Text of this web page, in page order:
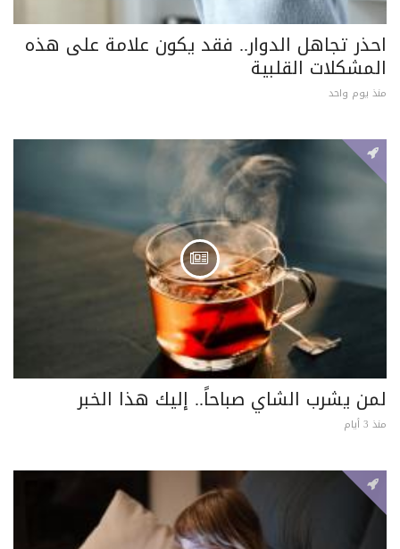
احذر تجاهل الدوار.. فقد يكون علامة على هذه
المشكلات القلبية
منذ يوم واحد
لمن يشرب الشاي صباحاً.. إليك هذا الخبر
منذ 3 أيام